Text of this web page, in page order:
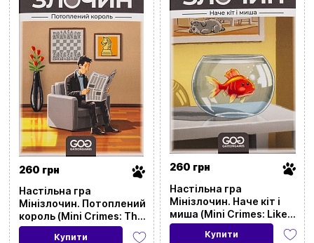
260 грн
Настільна гра
Мінізлочин. Потоплений
король (Mini Crimes: The
Drowned King)
Купити
260 грн
Настільна гра
Мінізлочин. Наче кіт і
миша (Mini Crimes: Like
Cat and Mouse)
Купити